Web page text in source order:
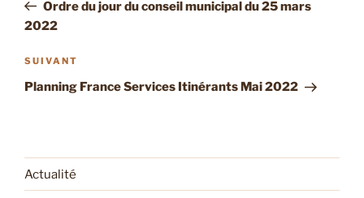
l’article
Ordre du jour du conseil municipal du 25 mars
2022
Article
suivant
SUIVANT
Planning France Services Itinérants Mai 2022
Actualité